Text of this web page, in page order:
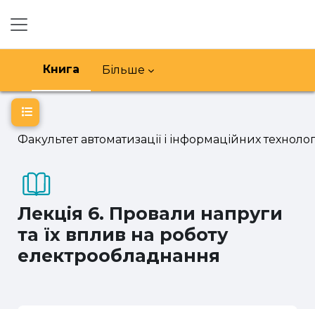
Книга Більше
Факультет автоматизації і інформаційних
Лекція 6. Провали напруги
та їх вплив на роботу
електрообладнання
Відкритий покажчик курсу